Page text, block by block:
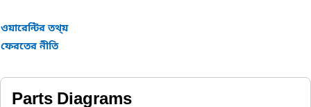
ওয়ারেন্টির তথ্য়
ফেরতের নীতি
Parts Diagrams